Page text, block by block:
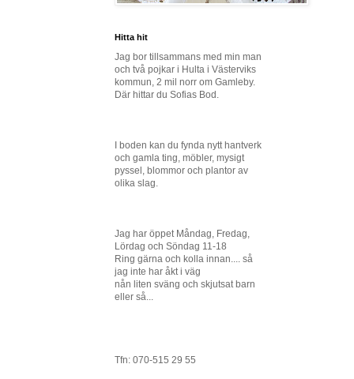
Hitta hit
Jag bor tillsammans med min man
och två pojkar i Hulta i Västerviks
kommun, 2 mil norr om Gamleby.
Där hittar du Sofias Bod.
I boden kan du fynda nytt hantverk
och gamla ting, möbler, mysigt
pyssel, blommor och plantor av
olika slag.
Jag har öppet Måndag, Fredag,
Lördag och Söndag 11-18
Ring gärna och kolla innan.... så
jag inte har åkt i väg
nån liten sväng och skjutsat barn
eller så...
Tfn: 070-515 29 55